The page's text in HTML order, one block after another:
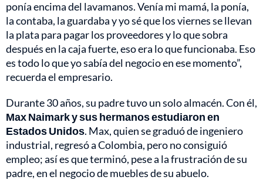
ponía encima del lavamanos. Venía mi mamá, la ponía,
la contaba, la guardaba y yo sé que los viernes se llevan
la plata para pagar los proveedores y lo que sobra
después en la caja fuerte, eso era lo que funcionaba. Eso
es todo lo que yo sabía del negocio en ese momento”,
recuerda el empresario.
Durante 30 años, su padre tuvo un solo almacén. Con él,
Max Naimark y sus hermanos estudiaron en
Estados Unidos. Max, quien se graduó de ingeniero
industrial, regresó a Colombia, pero no consiguió
empleo; así es que terminó, pese a la frustración de su
padre, en el negocio de muebles de su abuelo.